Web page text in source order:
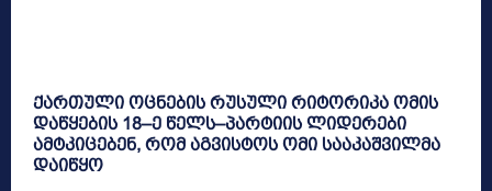
ქართული ოცნების რუსული რიტორიკა ომის
დაწყების 18–ე წელს–პარტიის ლიდერები
ამტკიცებენ, რომ აგვისტოს ომი სააკაშვილმა
დაიწყო